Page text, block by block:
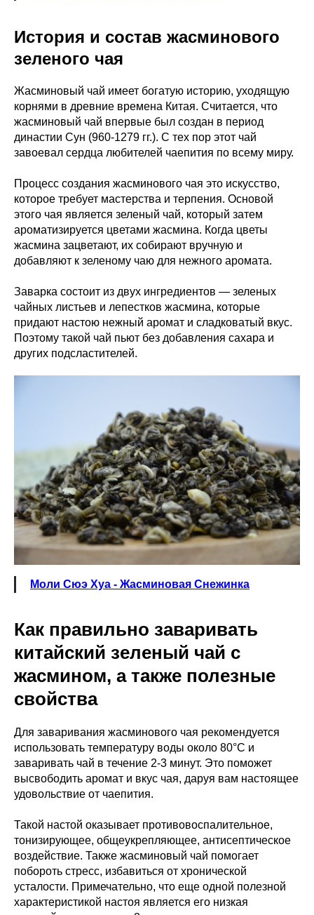
История и состав жасминового
зеленого чая
Жасминовый чай имеет богатую историю, уходящую
корнями в древние времена Китая. Считается, что
жасминовый чай впервые был создан в период
династии Сун (960-1279 гг.). С тех пор этот чай
завоевал сердца любителей чаепития по всему миру.
Процесс создания жасминового чая это искусство,
которое требует мастерства и терпения. Основой
этого чая является зеленый чай, который затем
ароматизируется цветами жасмина. Когда цветы
жасмина зацветают, их собирают вручную и
добавляют к зеленому чаю для нежного аромата.
Заварка состоит из двух ингредиентов — зеленых
чайных листьев и лепестков жасмина, которые
придают настою нежный аромат и сладковатый вкус.
Поэтому такой чай пьют без добавления сахара и
других подсластителей.
Моли Сюэ Хуа - Жасминовая Снежинка
Как правильно заваривать
китайский зеленый чай с
жасмином, а также полезные
свойства
Для заваривания жасминового чая рекомендуется
использовать температуру воды около 80°C и
заваривать чай в течение 2-3 минут. Это поможет
высвободить аромат и вкус чая, даруя вам настоящее
удовольствие от чаепития.
Такой настой оказывает противовоспалительное,
тонизирующее, общеукрепляющее, антисептическое
воздействие. Также жасминовый чай помогает
побороть стресс, избавиться от хронической
усталости. Примечательно, что еще одной полезной
характеристикой настоя является его низкая